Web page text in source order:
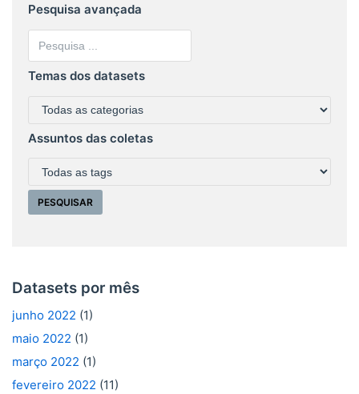
Pesquisa avançada
Temas dos datasets
Assuntos das coletas
Datasets por mês
junho 2022 (1)
maio 2022 (1)
março 2022 (1)
fevereiro 2022 (11)